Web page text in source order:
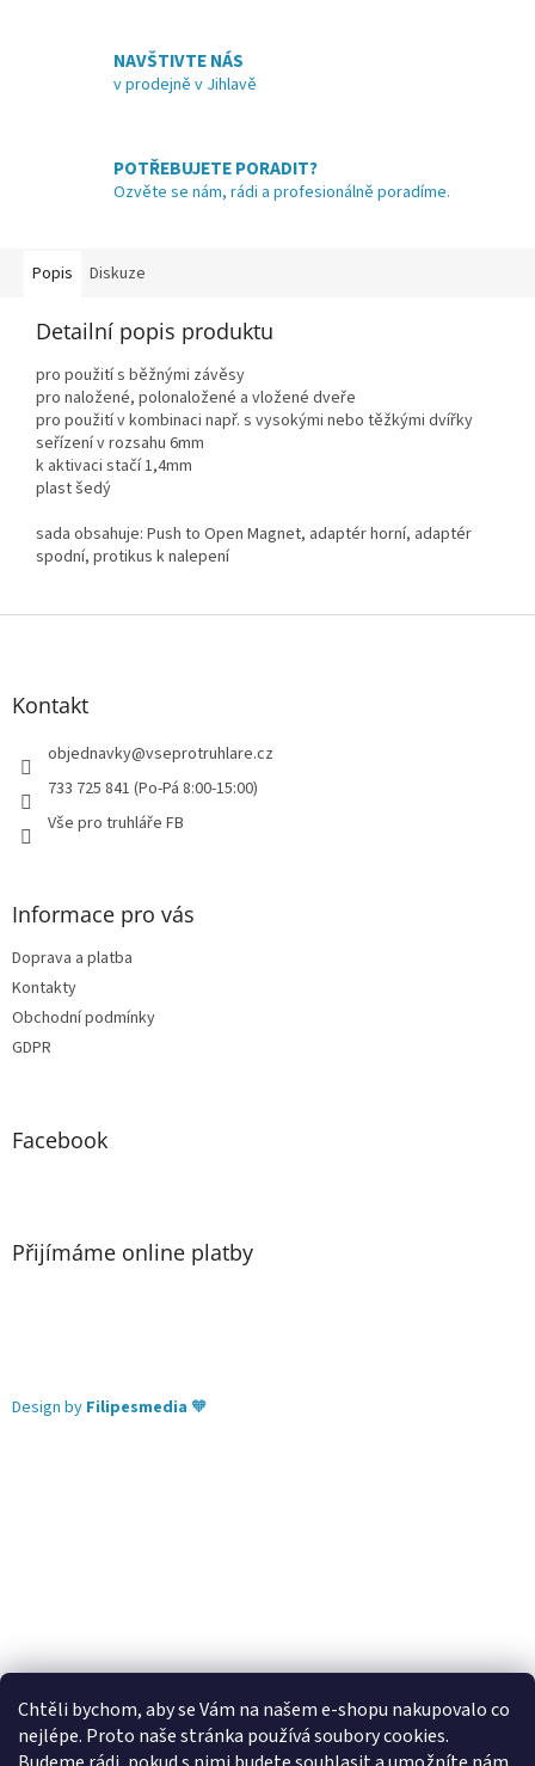
Chtěli bychom, aby se Vám na našem e-shopu nakupovalo co
nejlépe. Proto naše stránka používá soubory cookies.
NAVŠTIVTE NÁS
v prodejně v Jihlavě
POTŘEBUJETE PORADIT?
Ozvěte se nám, rádi a profesionálně poradíme.
Popis Diskuze
Detailní popis produktu
pro použití s běžnými závěsy
pro naložené, polonaložené a vložené dveře
pro použití v kombinaci např. s vysokými nebo těžkými dvířky
seřízení v rozsahu 6mm
k aktivaci stačí 1,4mm
plast šedý
sada obsahuje: Push to Open Magnet, adaptér horní, adaptér
spodní, protikus k nalepení
Z
Kontakt
objednavky@vseprotruhlare.cz
733 725 841 (Po-Pá 8:00-15:00)
Vše pro truhláře FB
Informace pro vás
Doprava a platba
Kontakty
Obchodní podmínky
GDPR
Facebook
Přijímáme online platby
Design by Filipesmedia 🧡
Lekva nábytek ubytování pod Pálavou kování Tulip